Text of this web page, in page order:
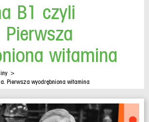
B1 czyli
witamina
>
Pierwsza wyodrębniona witamina